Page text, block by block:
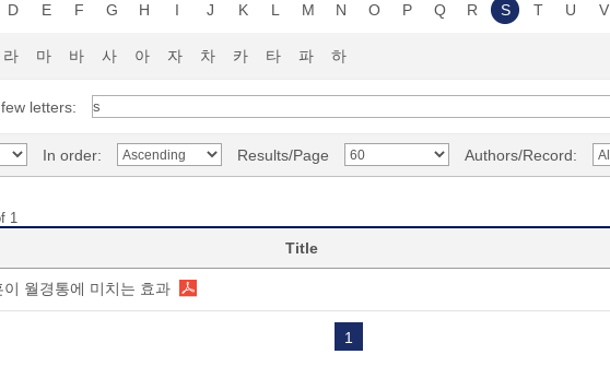
D E F G H I J K L M N O P Q R S T U V
라 마 바 사 아 자 차 카 타 파 하
letters:
In order: Results/Page Authors/Record:
1
Title
이 월경통에 미치는 효과
1